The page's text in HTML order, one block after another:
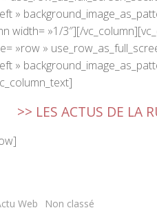
»
width= »1/3″][/
»row »
»
>> LES ACTUS DE LA
Web Non classé